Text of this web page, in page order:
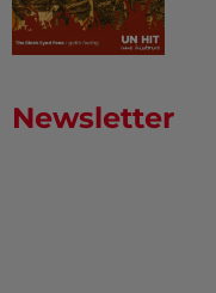
Newsletter